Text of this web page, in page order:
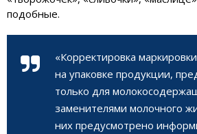
подобные.
«Корректировка
на упаковке продукции,
только для
заменителями молочного
них предусмотрено